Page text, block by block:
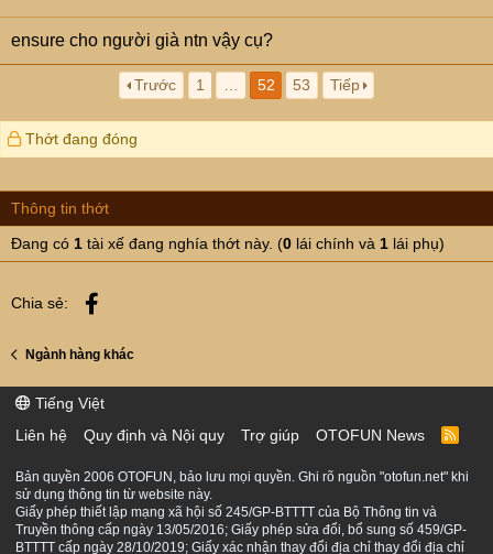
ensure cho người già ntn vậy cụ?
Trước 1 52 53 Tiếp
Thớt đang đóng
Thông tin thớt
Đang có 1 tài xế đang nghía thớt này. (0 lái chính và 1 lái phụ)
Chia sẻ:
Ngành hàng khác
Tiếng Việt
Liên hệ
Quy định và Nội quy Trợ giúp OTOFUN News
R
S
Bản quyền 2006 OTOFUN, bảo lưu mọi quyền. Ghi rõ nguồn "otofun.net" khi
sử dụng thông tin từ website này.
Giấy phép thiết lập mạng xã hội số 245/GP-BTTTT của Bộ Thông tin và
Truyền thông cấp ngày 13/05/2016; Giấy phép sửa đổi, bổ sung số 459/GP-
BTTTT cấp ngày 28/10/2019; Giấy xác nhận thay đổi địa chỉ thay đổi địa chỉ